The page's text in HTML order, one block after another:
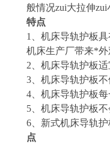
般情况zui大拉伸zui
特点
1
、机床导轨护板
机床生产厂带来*外
2 、机床导轨护板
3 、机床导轨护板
4 、机床导轨护板
5 、机床导轨护板
6 、新式机床导轨
点